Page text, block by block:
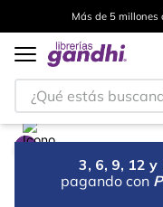
Más de 5 millones
¿Qué estás buscando?
3, 6, 9, 12
pagando con